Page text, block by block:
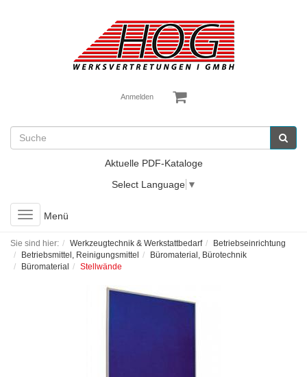
Anmelden
Aktuelle PDF-Kataloge
Select Language ▼
Toggle
navigation
Menü
Sie sind hier: Werkzeugtechnik & Werkstattbedarf
Betriebseinrichtung
Betriebsmittel, Reinigungsmittel
Büromaterial, Bürotechnik
Büromaterial
Stellwände